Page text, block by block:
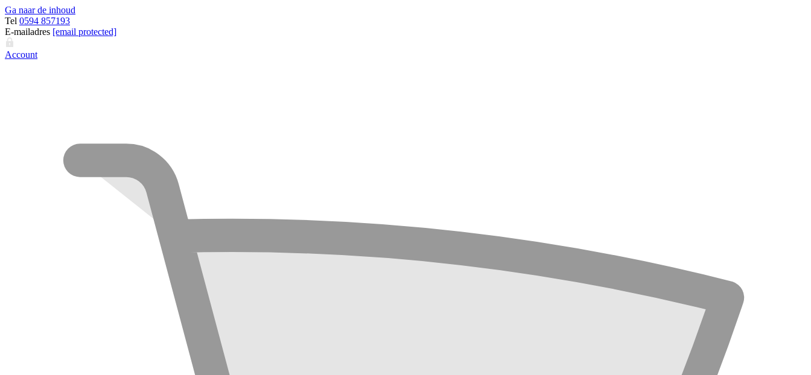
Ga naar de inhoud
Tel 0594 857193
E-mailadres [email protected]
Account